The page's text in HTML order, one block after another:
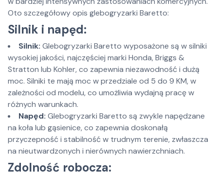
Oto szczegółowy opis glebogryzarki Baretto:
Silnik i napęd:
Silnik: Glebogryzarki Baretto wyposażone są w silniki
wysokiej jakości, najczęściej marki Honda, Briggs &
Stratton lub Kohler, co zapewnia niezawodność i dużą
moc. Silniki te mają moc w przedziale od 5 do 9 KM, w
zależności od modelu, co umożliwia wydajną pracę w
różnych warunkach.
Napęd: Glebogryzarki Baretto są zwykle napędzane
na koła lub gąsienice, co zapewnia doskonałą
przyczepność i stabilność w trudnym terenie, zwłaszcza
na nieutwardzonych i nierównych nawierzchniach.
Zdolność robocza: